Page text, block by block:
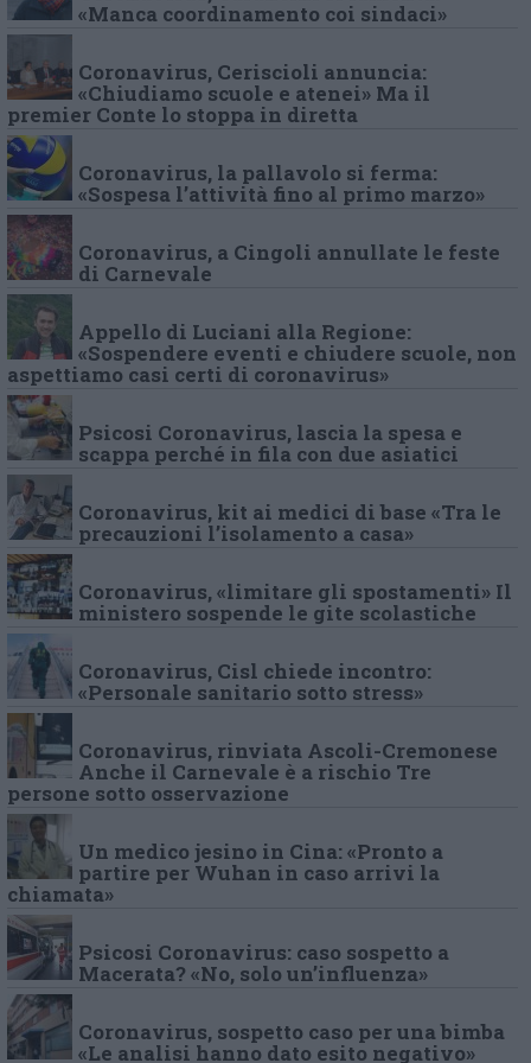
«Manca coordinamento coi sindaci»
Coronavirus, Ceriscioli annuncia:
«Chiudiamo scuole e atenei» Ma il
premier Conte lo stoppa in diretta
Coronavirus, la pallavolo si ferma:
«Sospesa l’attività fino al primo marzo»
Coronavirus, a Cingoli annullate le feste
di Carnevale
Appello di Luciani alla Regione:
«Sospendere eventi e chiudere scuole, non
aspettiamo casi certi di coronavirus»
Psicosi Coronavirus, lascia la spesa e
scappa perché in fila con due asiatici
Coronavirus, kit ai medici di base «Tra le
precauzioni l’isolamento a casa»
Coronavirus, «limitare gli spostamenti» Il
ministero sospende le gite scolastiche
Coronavirus, Cisl chiede incontro:
«Personale sanitario sotto stress»
Coronavirus, rinviata Ascoli-Cremonese
Anche il Carnevale è a rischio Tre
persone sotto osservazione
Un medico jesino in Cina: «Pronto a
partire per Wuhan in caso arrivi la
chiamata»
Psicosi Coronavirus: caso sospetto a
Macerata? «No, solo un’influenza»
Coronavirus, sospetto caso per una bimba
«Le analisi hanno dato esito negativo»